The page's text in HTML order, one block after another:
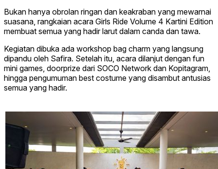
Bukan hanya obrolan ringan dan keakraban yang mewarnai
suasana, rangkaian acara Girls Ride Volume 4 Kartini Edition
membuat semua yang hadir larut dalam canda dan tawa.
Kegiatan dibuka ada workshop bag charm yang langsung
dipandu oleh Safira. Setelah itu, acara dilanjut dengan fun
mini games, doorprize dari SOCO Network dan Kopitagram,
hingga pengumuman best costume yang disambut antusias
semua yang hadir.